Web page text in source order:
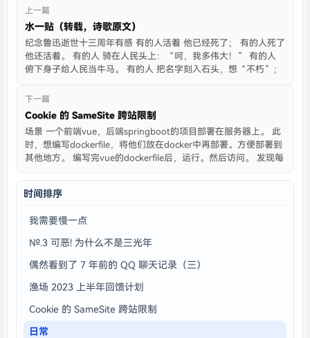
上一篇
水一贴（转载，诗歌原文）
纪念鲁迅逝世十三周年有感 有的人活着 他已经死了； 有的人死了
他还活着。 有的人 骑在人民头上：“呵，我多伟大！” 有的人
俯下身子给人民当牛马。 有的人 把名字刻入石头，想“不朽”；
活； 有的人 他活着为了多数人更好地活。 骑在人民 ....
下一篇
Cookie 的 SameSite 跨站限制
场景 一个前端vue，后端springboot的项目部署在服务器上。 此
时，想编写dockerfile，将他们放在docker中再部署。方便部署到
其他地方。 编写完vue的dockerfile后，运行。然后访问。 发现每
时间排序
我需要慢一点
№.3 可恶! 为什么不是三光年
偶然看到了 7 年前的 QQ 聊天记录（三）
渔场 2023 上半年回馈计划
Cookie 的 SameSite 跨站限制
日常